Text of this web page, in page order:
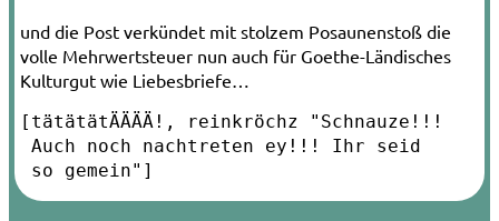
und die Post verkündet mit stolzem Posaunenstoß die
volle Mehrwertsteuer nun auch für Goethe-Ländisches
Kulturgut wie Liebesbriefe…
[tätätätÄÄÄÄ!, reinkröchz "Schnauze!!!
Auch noch nachtreten ey!!! Ihr seid
so gemein"]